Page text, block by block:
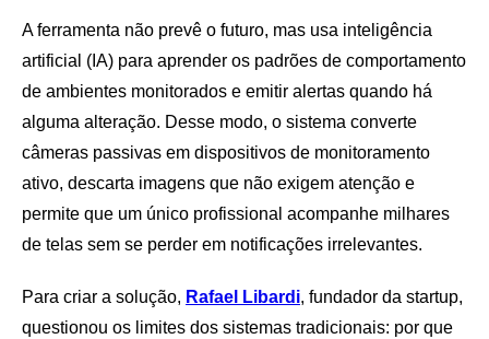
A ferramenta não prevê o futuro, mas usa inteligência
artificial (IA) para aprender os padrões de comportamento
de ambientes monitorados e emitir alertas quando há
alguma alteração. Desse modo, o sistema converte
câmeras passivas em dispositivos de monitoramento
ativo, descarta imagens que não exigem atenção e
permite que um único profissional acompanhe milhares
de telas sem se perder em notificações irrelevantes.
Para criar a solução, Rafael Libardi, fundador da startup,
questionou os limites dos sistemas tradicionais: por que